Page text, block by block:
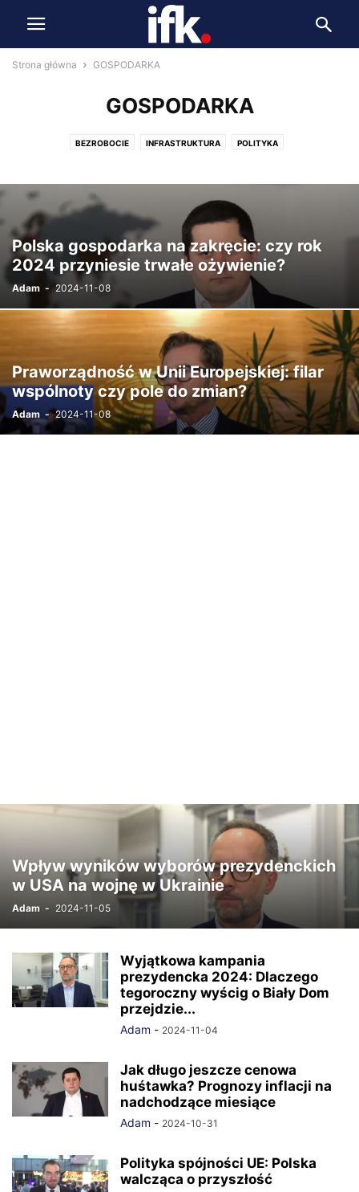
Strona główna GOSPODARKA
GOSPODARKA
BEZROBOCIE INFRASTRUKTURA POLITYKA
Polska gospodarka na zakręcie: czy rok
2024 przyniesie trwałe ożywienie?
Adam - 2024-11-08
Praworządność w Unii Europejskiej: filar
wspólnoty czy pole do zmian?
Adam - 2024-11-08
Wpływ wyników wyborów prezydenckich
w USA na wojnę w Ukrainie
Adam - 2024-11-05
Wyjątkowa kampania
prezydencka 2024: Dlaczego
tegoroczny wyścig o Biały Dom
przejdzie...
Adam - 2024-11-04
Jak długo jeszcze cenowa
huśtawka? Prognozy inflacji na
nadchodzące miesiące
Adam - 2024-10-31
Polityka spójności UE: Polska
walcząca o przyszłość